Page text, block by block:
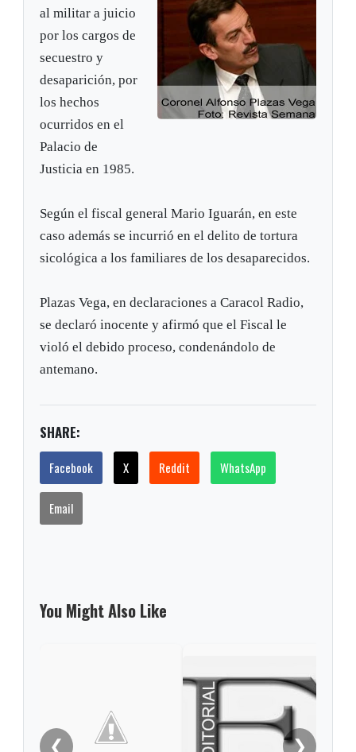
al militar a juicio
por los cargos de
secuestro y
desaparición, por
los hechos
ocurridos en el
Palacio de
Justicia en 1985.
Según el fiscal general Mario Iguarán, en este
caso además se incurrió en el delito de tortura
sicológica a los familiares de los desaparecidos.
Plazas Vega, en declaraciones a Caracol Radio,
se declaró inocente y afirmó que el Fiscal le
violó el debido proceso, condenándolo de
antemano.
SHARE:
Facebook X Reddit WhatsApp
Email
You Might Also Like
❮ ❯